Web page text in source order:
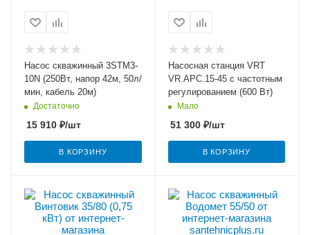
Насос скважинный 3STM3-
10N (250Вт, напор 42м, 50л/
мин, кабель 20м)
Достаточно
15 910 ₽/шт
В КОРЗИНУ
Насосная станция VRT
VR.APC.15-45 с частотным
регулированием (600 Вт)
Мало
51 300₽/шт
В КОРЗИНУ